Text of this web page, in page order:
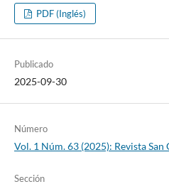
PDF (Inglés)
Publicado
2025-09-30
Número
Vol. 1 Núm. 63 (2025): Revista San
Sección